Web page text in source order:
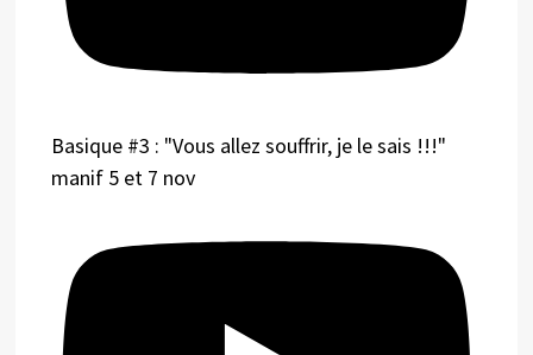
Basique #3 : "Vous allez souffrir, je le sais !!!"
manif 5 et 7 nov